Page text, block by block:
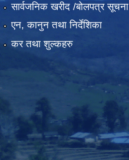
सार्वजनिक खरीद /बोलपत्र सूचना
एन, कानुन तथा निर्देशिका
कर तथा शुल्कहरु